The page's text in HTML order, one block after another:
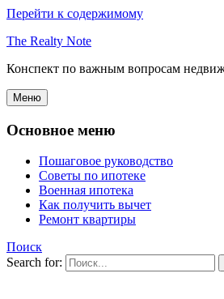
Перейти к содержимому
The Realty Note
Конспект по важным вопросам
Меню
Основное меню
Пошаговое руководство
Советы по ипотеке
Военная ипотека
Как получить вычет
Ремонт квартиры
Поиск
Search for: